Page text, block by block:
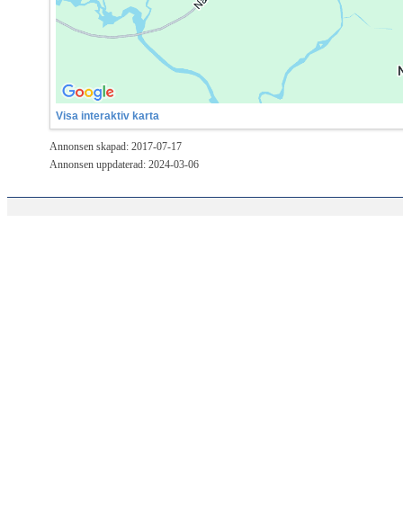
Visa interaktiv karta
Annonsen skapad: 2017-07-17
Annonsen uppdaterad: 2024-03-06